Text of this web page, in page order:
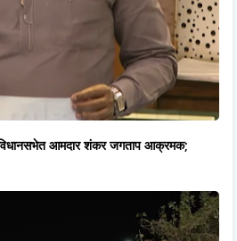
विधानसभेत आमदार शंकर जगताप आक्रमक;